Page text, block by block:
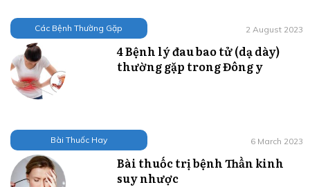
Các Bệnh Thường Gặp 2 August 2023
4 Bệnh lý đau bao tử (dạ dày)
thường gặp trong Đông y
Bài Thuốc Hay 6 March 2023
Bài thuốc trị bệnh Thần kinh
suy nhược